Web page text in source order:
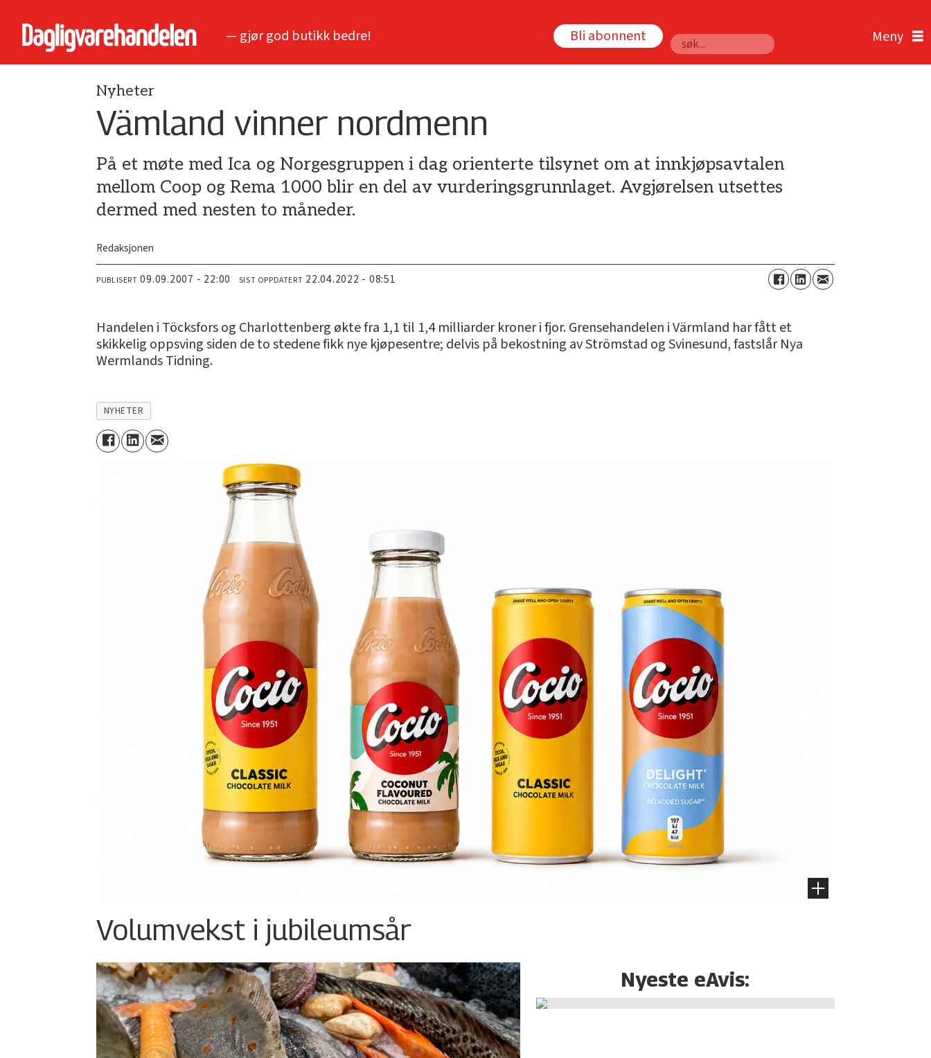
— gjør god butikk bedre! Bli abonnent
Søk
Nyheter
Vämland vinner nordmenn
På et møte med Ica og Norgesgruppen i dag orienterte tilsynet om at innkjøpsavtalen
mellom Coop og Rema 1000 blir en del av vurderingsgrunnlaget. Avgjørelsen utsettes
dermed med nesten to måneder.
Redaksjonen
PUBLISERT 09.09.2007 - 22:00 SIST OPPDATERT 22.04.2022 - 08:51
Handelen i Töcksfors og Charlottenberg økte fra 1,1 til 1,4 milliarder kroner i fjor. Grensehandelen i Värmland har fått et
skikkelig oppsving siden de to stedene fikk nye kjøpesentre; delvis på bekostning av Strömstad og Svinesund, fastslår Nya
Wermlands Tidning.
NYHETER
Volumvekst i jubileumsår
Nyeste eAvis: